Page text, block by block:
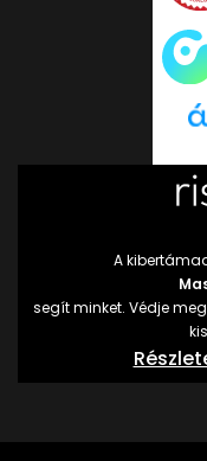
A
segít minket. Védje